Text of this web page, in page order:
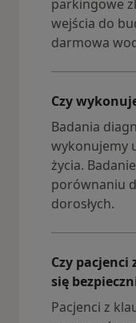
parkingowe
wejścia do
darmowa
Czy
Badania
wykonujemy
życia.
porównaniu
dorosłych.
Czy
się
Pacjenci z